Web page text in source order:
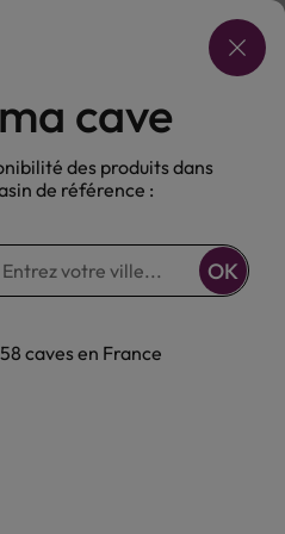
Choisir ma cave
Sans alcool
cave
des produits dans
de référence :
OK
caves en France